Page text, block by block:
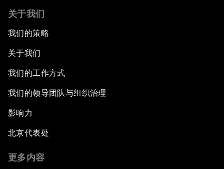
关于我们
我们的策略
关于我们
我们的工作方式
我们的领导团队与组织治理
影响力
北京代表处
更多内容